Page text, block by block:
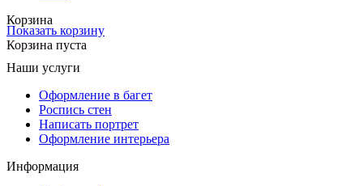
Корзина
Показать корзину
Корзина пуста
Наши услуги
Оформление в багет
Роспись стен
Написать портрет
Оформление интерьера
Информация